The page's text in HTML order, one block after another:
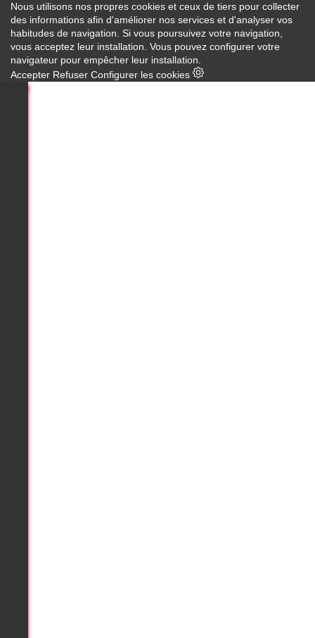
Nous utilisons nos propres cookies et ceux de tiers pour collecter
des informations afin d'améliorer nos services et d'analyser vos
habitudes de navigation. Si vous poursuivez votre navigation,
vous acceptez leur installation. Vous pouvez configurer votre
navigateur pour empêcher leur installation.
Accepter Refuser Configurer les cookies